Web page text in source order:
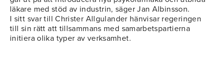
läkare med stöd av industrin, säger Jan Albinsson.
I sitt svar till Christer Allgulander hänvisar regeringen
till sin rätt att tillsammans med samarbetspartierna
initiera olika typer av verksamhet.